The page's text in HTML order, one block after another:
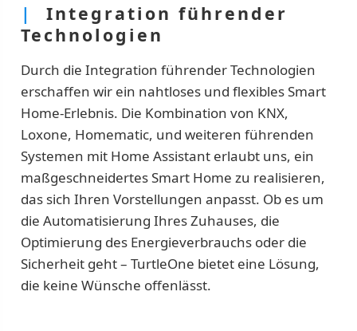
|Integration führender
Technologien
Durch die Integration führender Technologien
erschaffen wir ein nahtloses und flexibles Smart
Home-Erlebnis. Die Kombination von KNX,
Loxone, Homematic, und weiteren führenden
Systemen mit Home Assistant erlaubt uns, ein
maßgeschneidertes Smart Home zu realisieren,
das sich Ihren Vorstellungen anpasst. Ob es um
die Automatisierung Ihres Zuhauses, die
Optimierung des Energieverbrauchs oder die
Sicherheit geht – TurtleOne bietet eine Lösung,
die keine Wünsche offenlässt.